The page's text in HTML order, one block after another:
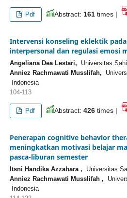
Pdf Abstract: 161 times |
Intervensi konseling eklektik
interpersonal dan regulasi emosi
Angeliana Dea Lestari, Universitas
Anniez Rachmawati Musslifah,
Indonesia
104-113
Pdf Abstract:426 times |
Penerapan cognitive behavior
meningkatkan motivasi belajar
pasca-liburan semester
Itsni Handika Azzahara , Universitas
Anniez Rachmawati Musslifah ,
Indonesia